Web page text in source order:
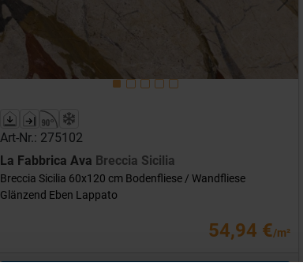
Previous
Art-Nr.: 275102
La Fabbrica Ava Breccia Sicilia
Breccia Sicilia 60x120 cm Bodenfliese / Wandfliese
Glänzend Eben Lappato
54,94 €/m²